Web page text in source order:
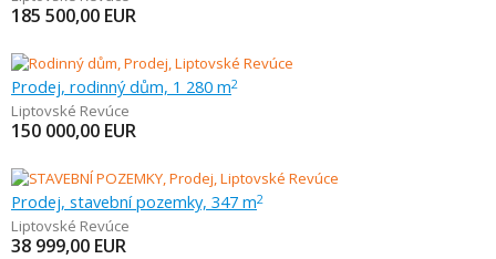
185 500,00 EUR
Prodej, rodinný dům, 1 280 m2
Liptovské Revúce
150 000,00 EUR
Prodej, stavební pozemky, 347 m2
Liptovské Revúce
38 999,00 EUR